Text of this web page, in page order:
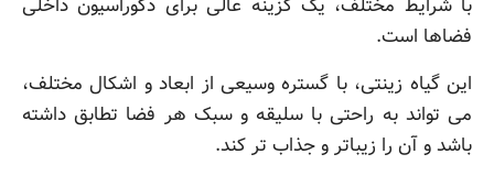
با شرایط مختلف، یک گزینه عالی برای دکوراسیون داخلی
فضاها است.
این گیاه زینتی، با گستره وسیعی از ابعاد و اشکال مختلف،
می تواند به راحتی با سلیقه و سبک هر فضا تطابق داشته
باشد و آن را زیباتر و جذاب تر کند.